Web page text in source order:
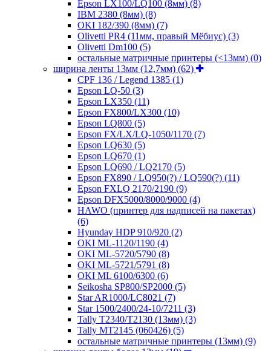
Epson LX100/LQ100 (8мм) (8)
IBM 2380 (8мм) (8)
OKI 182/390 (8мм) (7)
Olivetti PR4 (11мм, правый Мёбиус) (3)
Olivetti Dm100 (5)
остальные матричные принтеры (<13мм) (0)
ширина ленты 13мм (12,7мм) (62)
CPF 136 / Legend 1385 (1)
Epson LQ-50 (3)
Epson LX350 (11)
Epson FX800/LX300 (10)
Epson LQ800 (5)
Epson FX/LX/LQ-1050/1170 (7)
Epson LQ630 (5)
Epson LQ670 (1)
Epson LQ690 / LQ2170 (5)
Epson FX890 / LQ950(?) / LQ590(?) (11)
Epson FXLQ 2170/2190 (9)
Epson DFX5000/8000/9000 (4)
HAWO (принтер для надписей на пакетах)
(6)
Hyunday HDP 910/920 (2)
OKI ML-1120/1190 (4)
OKI ML-5720/5790 (8)
OKI ML-5721/5791 (8)
OKI ML 6100/6300 (6)
Seikosha SP800/SP2000 (5)
Star AR1000/LC8021 (7)
Star 1500/2400/24-10/7211 (3)
Tally T2340/T2130 (13мм) (3)
Tally MT2145 (060426) (5)
остальные матричные принтеры (13мм) (9)